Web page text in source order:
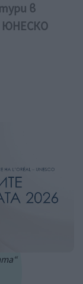
в
ЮНЕСКО